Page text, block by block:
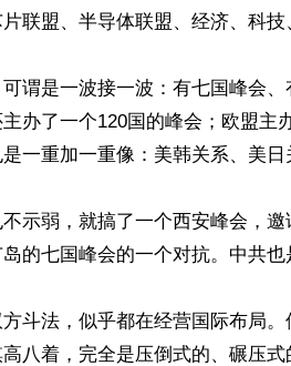
联盟、半导体联盟、经济、科
谓是一波接一波：有七国峰会
办了一个120国的峰会；欧盟主
一重加一重像：美韩关系、美日
示弱，就搞了一个西安峰会，
的七国峰会的一个对抗。中共也
斗法，似乎都在经营国际布局
八着，完全是压倒式的、碾压